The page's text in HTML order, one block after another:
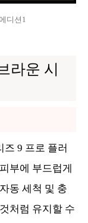
디션1
라운 시
9 프로 플러
부에 부드럽게
동 세척 및 충
처럼 유지할 수